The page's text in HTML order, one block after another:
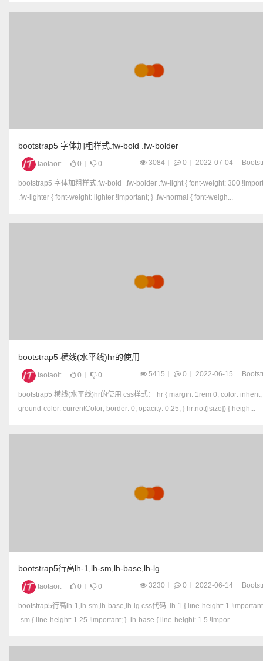
bootstrap5 字体加粗样式.fw-bold .fw-bolder
taotaoit 0 0 3084 0 2022-07-04
bootstrap5 字体加粗样式.fw-bold .fw-bolder .fw-light { font-weight: 300 !important; }
.fw-lighter { font-weight: lighter !important; } .fw-normal { font-weigh...
bootstrap5 横线(水平线)hr的使用
taotaoit 0 0 5415 0 2022-06-15
bootstrap5 横线(水平线)hr的使用 css样式： hr { margin: 1rem 0; color: inherit; back
ground-color: currentColor; border: 0; opacity: 0.25; } hr:not([size]) { heigh...
bootstrap5行高lh-1,lh-sm,lh-base,lh-lg
taotaoit 0 0 3230 0 2022-06-14
bootstrap5行高lh-1,lh-sm,lh-base,lh-lg css代码 .lh-1 { line-height: 1 !important; } .lh
-sm { line-height: 1.25 !important; } .lh-base { line-height: 1.5 !impor...